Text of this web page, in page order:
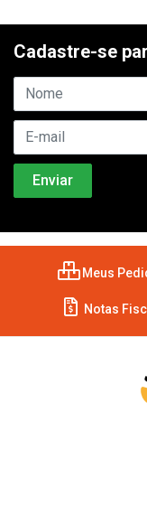
Cadastre-se
Meus
Notas